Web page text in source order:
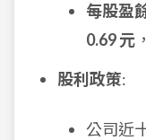
每股盈
0.69 元
股利政策:
公司近